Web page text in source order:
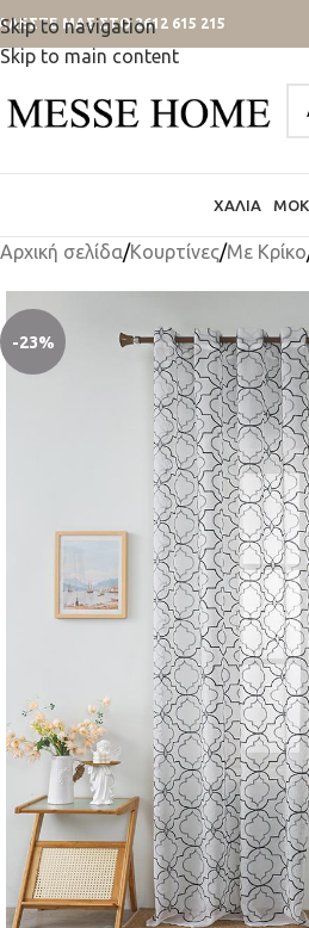
Skip to navigation
Skip to main content
ΜΑΣ ΣΤΟ 2612 615 215
ΧΑΛΙΆ
Αρχική σελίδα/Κουρτίνες/Mε Κρίκο
-23%